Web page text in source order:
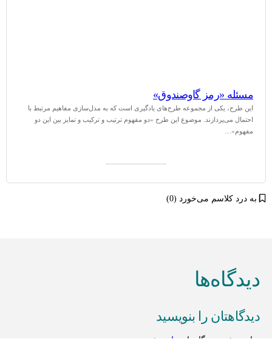
مسئله‌ «رمز گاوصندوق»
این طرح، یکی از مجموعه طرح‌های یادگیری است که به مدل‌سازی مفاهیم مرتبط با
احتمال می‌پردازند. موضوع این طرح «دو مفهوم ترتیب و ترکیب و تمایز بین این دو
مفهوم»…
به درد کلاسم می‌خورد (0)
دیدگاه‌ها
دیدگاهتان را بنویسید
برای نوشتن دیدگاه باید وارد بشوید